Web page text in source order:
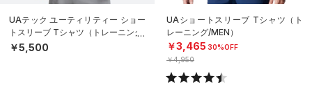
UAテック ユーティリティー ショー
トスリーブ Tシャツ（トレーニング/
MEN）
￥5,500
UAショートスリーブ Tシャツ（ト
レーニング/MEN）
￥3,465 30%OFF
￥4,950